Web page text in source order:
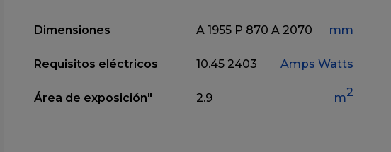
Dimensiones A 1955 P 870 A 2070 mm
Requisitos eléctricos 10.45 2403 Amps Watts
Área de exposición" 2.9 m2